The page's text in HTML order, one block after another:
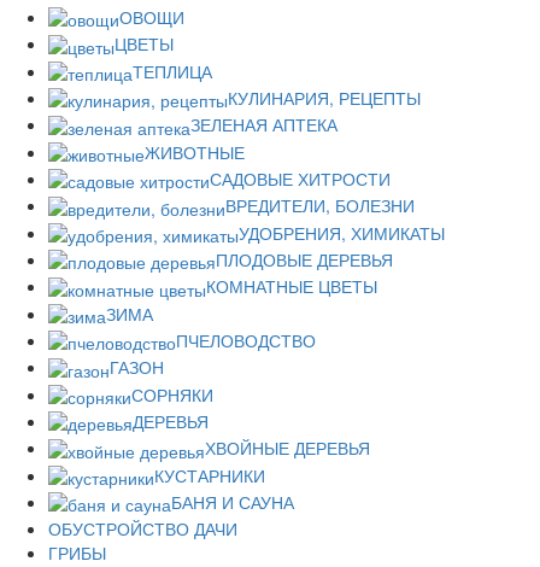
ОВОЩИ
ЦВЕТЫ
ТЕПЛИЦА
КУЛИНАРИЯ, РЕЦЕПТЫ
ЗЕЛЕНАЯ АПТЕКА
ЖИВОТНЫЕ
САДОВЫЕ ХИТРОСТИ
ВРЕДИТЕЛИ, БОЛЕЗНИ
УДОБРЕНИЯ, ХИМИКАТЫ
ПЛОДОВЫЕ ДЕРЕВЬЯ
КОМНАТНЫЕ ЦВЕТЫ
ЗИМА
ПЧЕЛОВОДСТВО
ГАЗОН
СОРНЯКИ
ДЕРЕВЬЯ
ХВОЙНЫЕ ДЕРЕВЬЯ
КУСТАРНИКИ
БАНЯ И САУНА
ОБУСТРОЙСТВО ДАЧИ
ГРИБЫ